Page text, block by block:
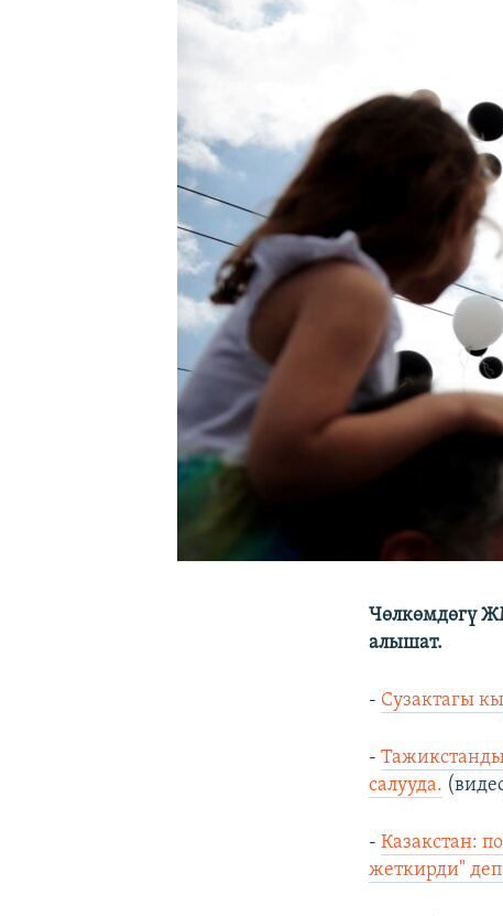
Чөлкөмдөгү
алышат.
- Сузактагы
-
салууда.
-Казакстан:
жеткирди"